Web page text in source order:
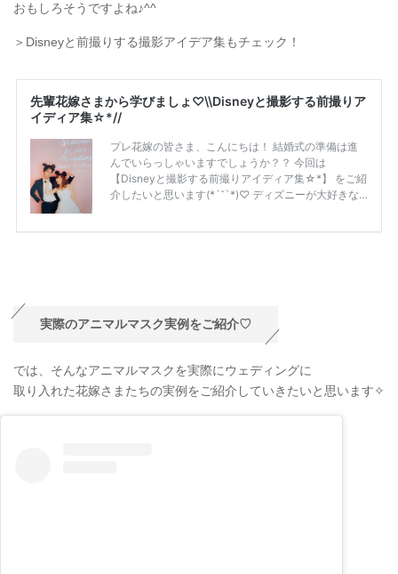
おもしろそうですよね♪^^
＞Disneyと前撮りする撮影アイデア集もチェック！
実際のアニマルマスク実例をご紹介♡
では、そんなアニマルマスクを実際にウェディングに
取り入れた花嫁さまたちの実例をご紹介していきたいと思います✧